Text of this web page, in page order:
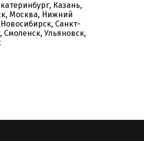
Казань,
Москва, Нижний
Санкт-
Смоленск, Ульяновск,